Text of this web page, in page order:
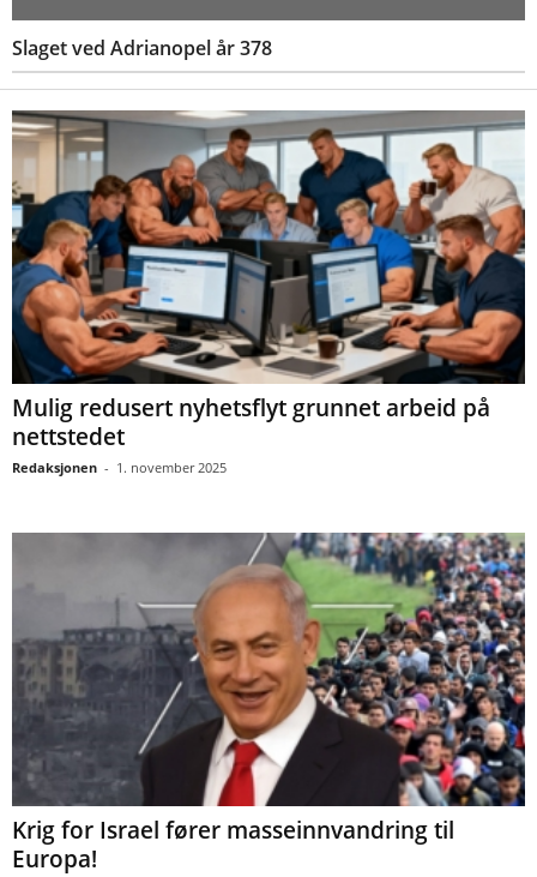
Slaget ved Adrianopel år 378
Mulig redusert nyhetsflyt grunnet arbeid på
nettstedet
Redaksjonen - 1. november 2025
Krig for Israel fører masseinnvandring til
Europa!